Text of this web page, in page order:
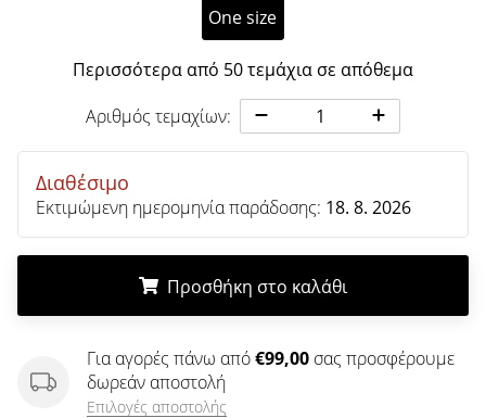
άρθρων
One size
Περισσότερα από 50 τεμάχια σε απόθεμα
Αριθμός τεμαχίων:
Διαθέσιμο
Εκτιμώμενη ημερομηνία παράδοσης: 18. 8. 2026
Προσθήκη στο καλάθι
Για αγορές πάνω από€99,00 σας προσφέρουμε
δωρεάν αποστολή
Επιλογές αποστολής